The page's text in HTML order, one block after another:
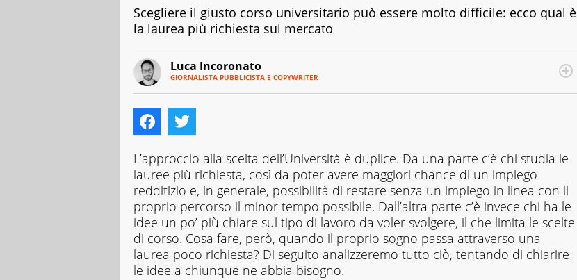
Scegliere il giusto corso universitario può essere molto difficile: ecco qual è
la laurea più richiesta sul mercato
Luca Incoronato
GIORNALISTA PUBBLICISTA E COPYWRITER
MAIL
INSTAGRAM
ed
esperto
amante
della
scrittura
in
tutti
i
suoi
aspetti.
Curioso
per
L’approccio alla scelta dell’Università è duplice. Da una parte c’è chi studia le
lauree più richiesta, così da poter avere maggiori chance di un impiego
redditizio e, in generale, possibilità di restare senza un impiego in linea con il
proprio percorso il minor tempo possibile. Dall’altra parte c’è invece chi ha le
idee un po’ più chiare sul tipo di lavoro da voler svolgere, il che limita le scelte
di corso. Cosa fare, però, quando il proprio sogno passa attraverso una
laurea poco richiesta? Di seguito analizzeremo tutto ciò, tentando di chiarire
le idee a chiunque ne abbia bisogno.